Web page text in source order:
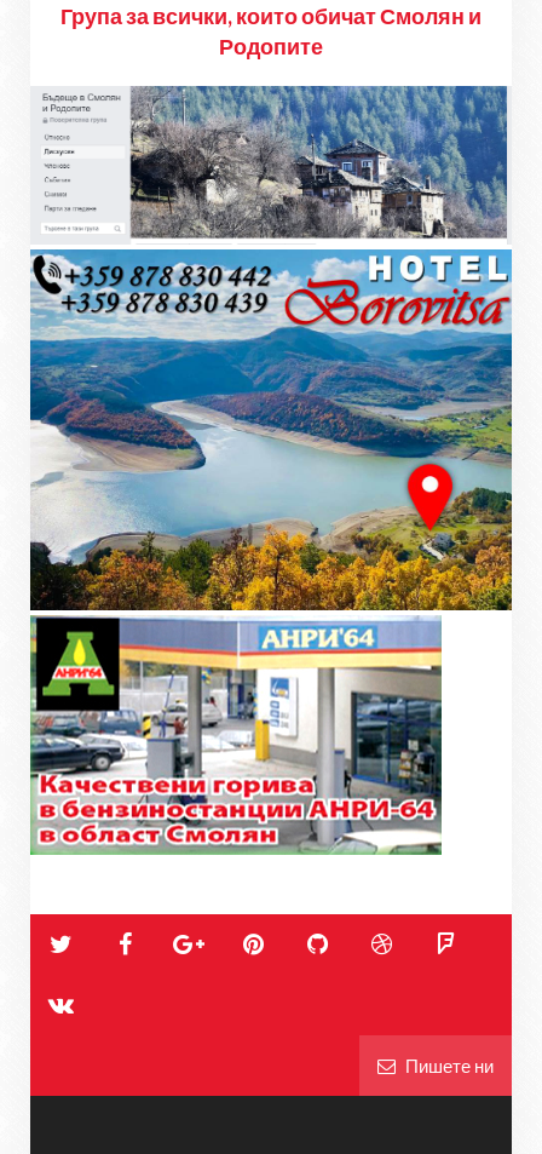
Група за всички, които обичат Смолян и
Родопите
Пишете ни